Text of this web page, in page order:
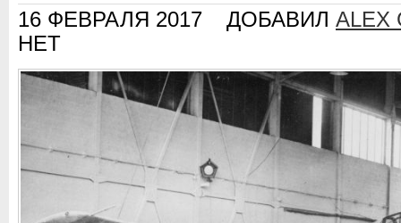
16 ФЕВРАЛЯ 2017 ДОБАВИЛ ALEX
НЕТ